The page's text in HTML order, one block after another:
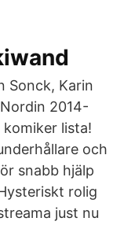
Sonck, Karin
2014-
komiker lista!
och
snabb hjälp
rolig
just nu